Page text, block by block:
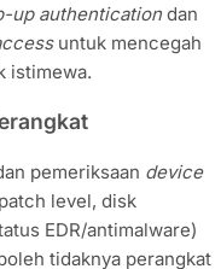
up authentication dan
untuk mencegah
istimewa.
pemeriksaan device
level, disk
EDR/antimalware)
tidaknya perangkat